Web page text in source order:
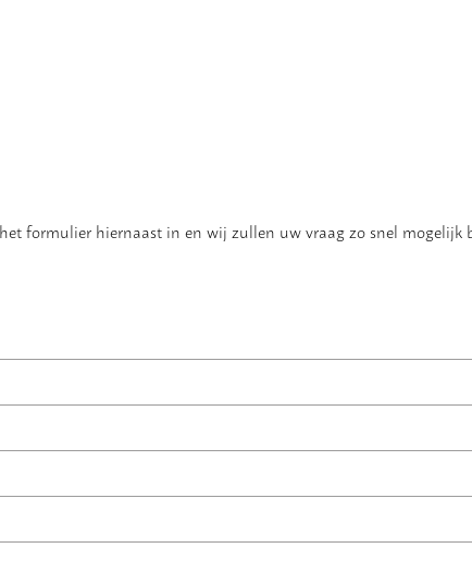
formulier hiernaast in en wij zullen uw vraag zo snel mogelijk